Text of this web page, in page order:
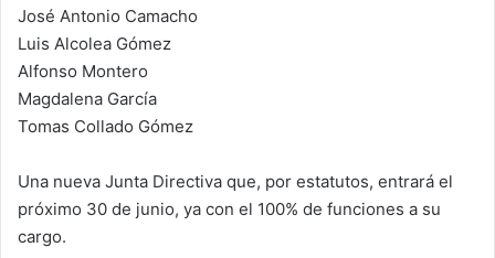
José Antonio Camacho
Luis Alcolea Gómez
Alfonso Montero
Magdalena García
Tomas Collado Gómez
Una nueva Junta Directiva que, por estatutos, entrará el
próximo 30 de junio, ya con el 100% de funciones a su
cargo.